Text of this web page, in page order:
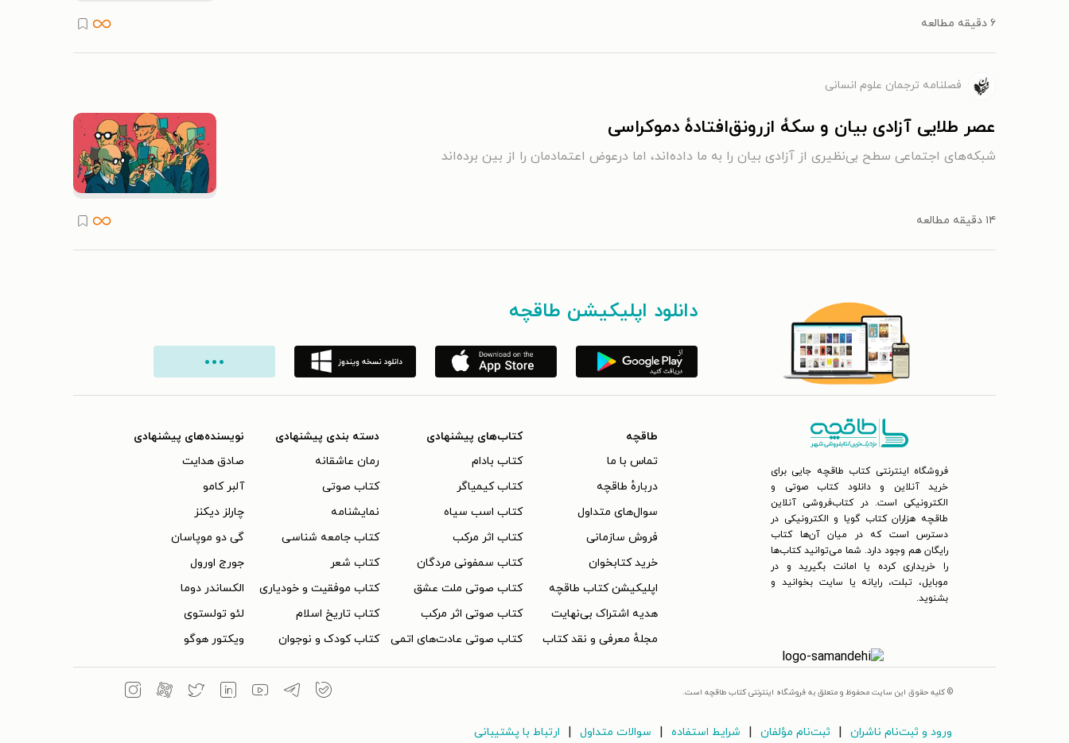
۶ دقیقه مطالعه
فصلنامه ترجمان علوم انسانی
عصر طلایی آزادی بیان و سکۀ ازرونق‌افتادۀ دموکراسی
شبکه‌های اجتماعی سطح بی‌نظیری از آزادی بیان را به ما داده‌اند، اما درعوض اعتمادمان را از بین برده‌اند
۱۴ دقیقه مطالعه
دانلود اپلیکیشن طاقچه
فروشگاه اینترنتی کتاب طاقچه جایی برای
خرید آنلاین و دانلود کتاب صوتی و
الکترونیکی است. در کتاب‌فروشی آنلاین
طاقچه هزاران کتاب گویا و الکترونیکی در
دسترس است که در میان آن‌ها کتاب
رایگان هم وجود دارد. شما می‌توانید کتاب‌ها
را خریداری کرده یا امانت بگیرید و در
موبایل، تبلت، رایانه یا سایت بخوانید و
بشنوید.
طاقچه
تماس با ما
دربارهٔ طاقچه
سوال‌های متداول
فروش سازمانی
خرید کتابخوان
اپلیکیشن کتاب طاقچه
هدیه اشتراک بی‌نهایت
مجلهٔ معرفی و نقد کتاب
کتاب‌های پیشنهادی
کتاب بادام
کتاب کیمیاگر
کتاب اسب سیاه
کتاب اثر مرکب
کتاب سمفونی مردگان
کتاب صوتی ملت عشق
کتاب صوتی اثر مرکب
کتاب صوتی عادت‌های اتمی
دسته بندی پیشنهادی
رمان عاشقانه
کتاب‌ صوتی
نمایشنامه
کتاب جامعه شناسی
کتاب شعر
کتاب موفقیت و خودیاری
کتاب تاریخ اسلام
کتاب کودک و نوجوان
نویسنده‌های پیشنهادی
صادق هدایت
آلبر کامو
چارلز دیکنز
گی دو موپاسان
جورج اورول
الکساندر دوما
لئو تولستوی
ویکتور هوگو
© کلیه حقوق این سایت محفوظ و متعلق به فروشگاه اینترنتی کتاب طاقچه است.
ورود و ثبت‌نام ناشران | ثبت‌نام مؤلفان | شرایط استفاده | سوالات متداول | ارتباط با پشتیبانی